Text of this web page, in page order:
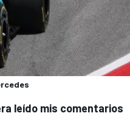
leído mis comentarios